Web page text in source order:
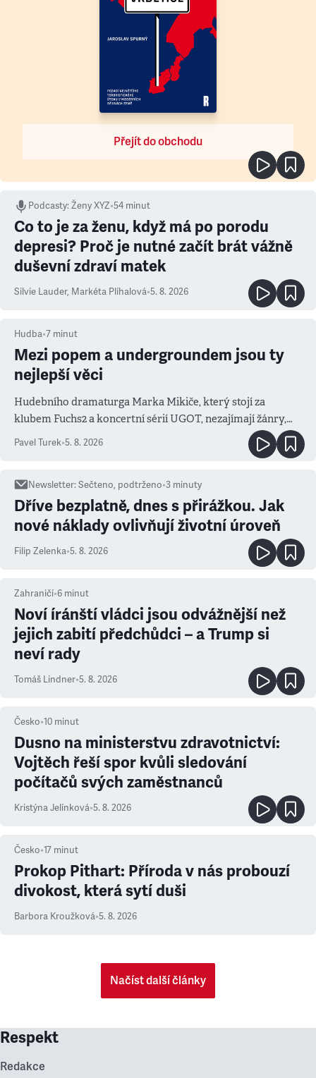
Přejít do obchodu
Podcasty:Ženy XYZ•54 minut
Co to je za ženu, když má po porodu
depresi? Proč je nutné začít brát vážně
duševní zdraví matek
Silvie Lauder, Markéta Plíhalová•5. 8. 2026
Hudba•7 minut
Mezi popem a undergroundem jsou ty
nejlepší věci
Hudebního dramaturga Marka Mikiče, který stojí za
klubem Fuchs2 a koncertní sérií UGOT, nezajímají žánry,
Pavel Turek•5. 8. 2026
Newsletter:Sečteno, podtrženo•3 minuty
Dříve bezplatně, dnes s přirážkou. Jak
nové náklady ovlivňují životní úroveň
Filip Zelenka•5. 8. 2026
Zahraničí•6 minut
Noví íránští vládci jsou odvážnější než
jejich zabití předchůdci – a Trump si
neví rady
Tomáš Lindner•5. 8. 2026
Česko•10 minut
Dusno na ministerstvu zdravotnictví:
Vojtěch řeší spor kvůli sledování
počítačů svých zaměstnanců
Kristýna Jelínková•5. 8. 2026
Česko•17 minut
Prokop Pithart: Příroda v nás probouzí
divokost, která sytí duši
Barbora Kroužková•5. 8. 2026
Načíst další články
Respekt
Redakce